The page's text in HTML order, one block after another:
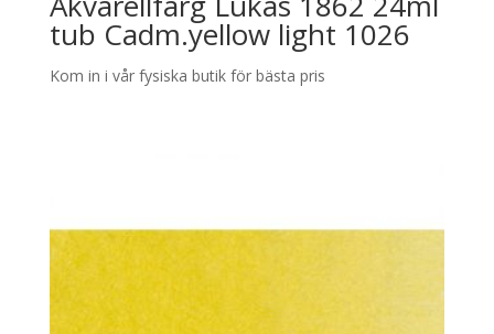
tub Cadm.yellow light 1026
Kom in i vår fysiska butik för bästa pris